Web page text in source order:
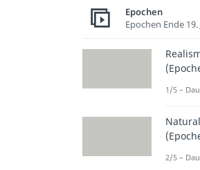
Epochen
Epochen Ende 19.
1/5 –
2/5 –